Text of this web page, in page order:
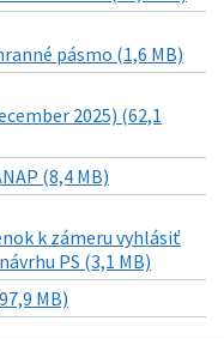
pásmo (1,6 MB)
2025) (62,1
(8,4 MB)
k zámeru vyhlásiť
PS (3,1 MB)
MB)